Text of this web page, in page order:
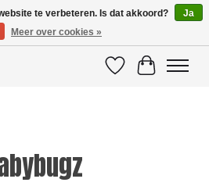
VerlanglijstWinkelwagen
te verbeteren. Is dat akkoord?
Ja
Meer over cookies »